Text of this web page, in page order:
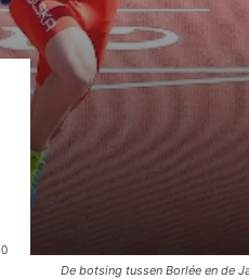
De botsing tussen Borlée en de
0